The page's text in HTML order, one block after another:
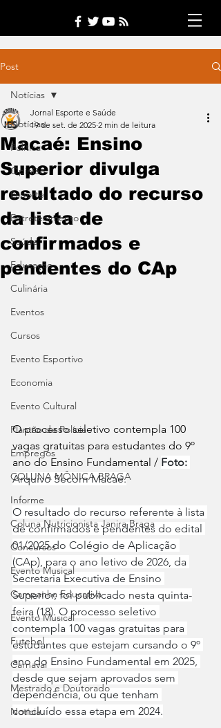
Post
Notícias
Política
Opinião
Esporte
Entretenimento
Saúde
Educação
Culinária
Eventos
Cursos
Evento Esportivo
Economia
Evento Cultural
Plantão de Polícia
Empregos
COLUNA MÔNICA BRAGA
Informe
Coluna Nutricionista Janira Braga
Concursos
Evento Musical
Campanha Educativa
Evento Musical
Futebol
Carnaval
Mestrado e Doutorado
Notícia
Notícias
Macaé: Ensino
Superior divulga
resultado do recurso
da lista de
confirmados e
pendentes do CAp
Jornal Esporte e Saúde
19 de set. de 2025 2 min de leitura
O processo seletivo contempla 100
vagas gratuitas para estudantes do 9º
ano do Ensino Fundamental / Foto:
Arquivo Secom Macaé.
O resultado do recurso referente à lista
de confirmados e pendentes do edital
01/2025 do Colégio de Aplicação
(CAp), para o ano letivo de 2026, da
Secretaria Executiva de Ensino
Superior, foi publicado nesta quinta-
feira (18). O processo seletivo
contempla 100 vagas gratuitas para
estudantes que estejam cursando o 9º
ano do Ensino Fundamental em 2025,
desde que sejam aprovados sem
dependência, ou que tenham
concluído essa etapa em 2024.